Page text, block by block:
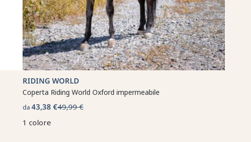
RIDING WORLD
Coperta Riding World Oxford impermeabile
da 43,38 €49,99 €
1 colore